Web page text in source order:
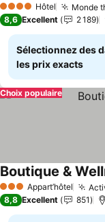
4 Étoiles Hôtel Monde
Consulter les prix
8,6 Excellent 2 189
Sélectionnez des
les prix exacts
Choix populaire
3 ÉtoilesAppart’hôtel
Boutique &
8,8 Excellent 851